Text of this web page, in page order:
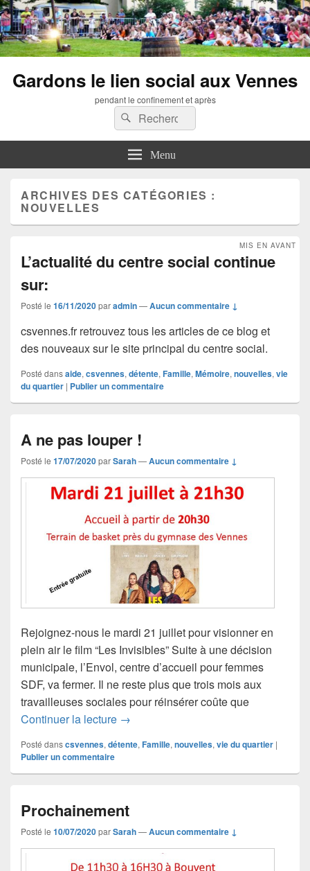
Gardons le lien social aux Vennes
pendant le confinement et après
Recherche :
Rechercher
Menu
ARCHIVES DES CATÉGORIES :
NOUVELLES
L’actualité du centre social continue
sur:
MIS EN AVANT
Posté le 16/11/2020paradmin—Aucun commentaire ↓
csvennes.fr retrouvez tous les articles de ce blog et
des nouveaux sur le site principal du centre social.
Posté dansaide, csvennes, détente, Famille, Mémoire, nouvelles, vie
du quartier | Publier un commentaire
A ne pas louper !
Posté le 17/07/2020parSarah—Aucun commentaire ↓
Rejoignez-nous le mardi 21 juillet pour visionner en
plein air le film “Les Invisibles” Suite à une décision
municipale, l’Envol, centre d’accueil pour femmes
SDF, va fermer. Il ne reste plus que trois mois aux
travailleuses sociales pour réinsérer coûte que
Continuer la lecture A ne pas louper !
→
Posté danscsvennes, détente, Famille, nouvelles, vie du quartier |
Publier un commentaire
Prochainement
Posté le 10/07/2020parSarah—Aucun commentaire ↓